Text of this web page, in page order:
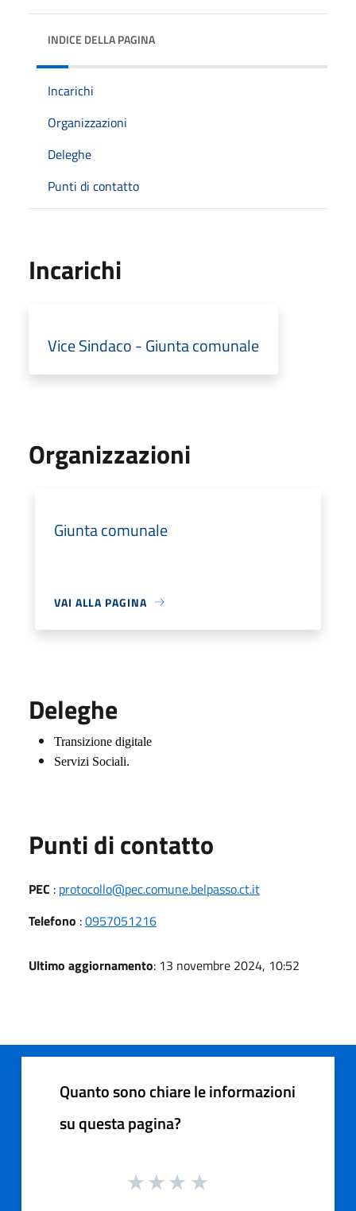
INDICE DELLA PAGINA
Incarichi
Organizzazioni
Deleghe
Punti di contatto
Incarichi
Vice Sindaco - Giunta comunale
Organizzazioni
Giunta comunale
VAI ALLA PAGINA
Deleghe
Transizione digitale
Servizi Sociali.
Punti di contatto
PEC : protocollo@pec.comune.belpasso.ct.it
Telefono :0957051216
Ultimo aggiornamento: 13 novembre 2024, 10:52
Quanto sono chiare le informazioni
su questa pagina?